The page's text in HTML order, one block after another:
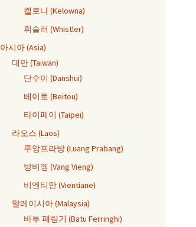
켈로나 (Kelowna)
휘슬러 (Whistler)
아시아 (Asia)
대만 (Taiwan)
단수이 (Danshui)
베이토 (Beitou)
타이페이 (Taipei)
라오스 (Laos)
루앙프라방 (Luang Prabang)
방비엥 (Vang Vieng)
비엔티안 (Vientiane)
말레이시아 (Malaysia)
바투 페링기 (Batu Ferringhi)